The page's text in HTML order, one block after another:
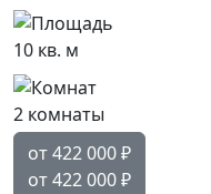
10 кв. м
2 комнаты
от 422 000₽
от 422 000₽